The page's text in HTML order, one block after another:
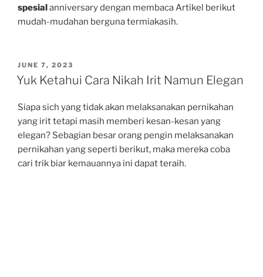
spesial anniversary dengan membaca Artikel berikut
mudah-mudahan berguna termiakasih.
POSTED
ON
JUNE 7, 2023
Yuk Ketahui Cara Nikah Irit Namun Elegan
Siapa sich yang tidak akan melaksanakan pernikahan
yang irit tetapi masih memberi kesan-kesan yang
elegan? Sebagian besar orang pengin melaksanakan
pernikahan yang seperti berikut, maka mereka coba
cari trik biar kemauannya ini dapat teraih.